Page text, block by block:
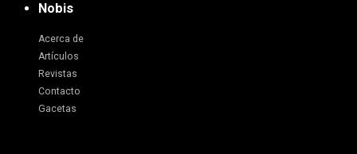
Nobis
Acerca de
Artículos
Revistas
Contacto
Gacetas